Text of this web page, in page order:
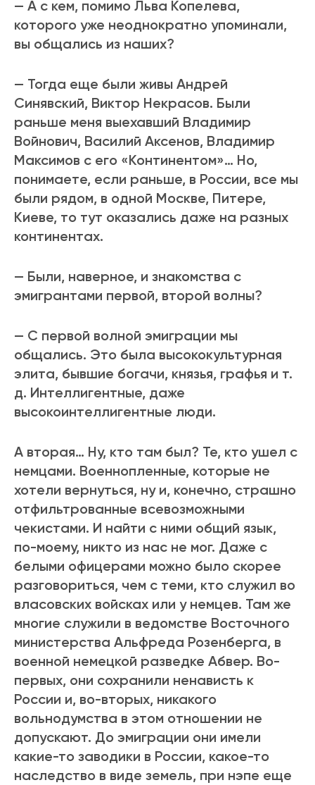
— А с кем, помимо Льва Копелева,
которого уже неоднократно упоминали,
вы общались из наших?
— Тогда еще были живы Андрей
Синявский, Виктор Некрасов. Были
раньше меня выехавший Владимир
Войнович, Василий Аксенов, Владимир
Максимов с его «Континентом»… Но,
понимаете, если раньше, в России, все мы
были рядом, в одной Москве, Питере,
Киеве, то тут оказались даже на разных
континентах.
— Были, наверное, и знакомства с
эмигрантами первой, второй волны?
— С первой волной эмиграции мы
общались. Это была высококультурная
элита, бывшие богачи, князья, графья и т.
д. Интеллигентные, даже
высокоинтеллигентные люди.
А вторая… Ну, кто там был? Те, кто ушел с
немцами. Военнопленные, которые не
хотели вернуться, ну и, конечно, страшно
отфильтрованные всевозможными
чекистами. И найти с ними общий язык,
по-моему, никто из нас не мог. Даже с
белыми офицерами можно было скорее
разговориться, чем с теми, кто служил во
власовских войсках или у немцев. Там же
многие служили в ведомстве Восточного
министерства Альфреда Розенберга, в
военной немецкой разведке Абвер. Во-
первых, они сохранили ненависть к
России и, во-вторых, никакого
вольнодумства в этом отношении не
допускают. До эмиграции они имели
какие-то заводики в России, какое-то
наследство в виде земель, при нэпе еще